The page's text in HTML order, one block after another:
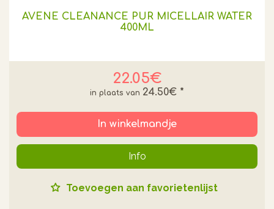
AVENE CLEANANCE PUR MICELLAIR WATER
400ML
22.05€
24.50€ *
In winkelmandje
Info
Toevoegen aan favorietenlijst